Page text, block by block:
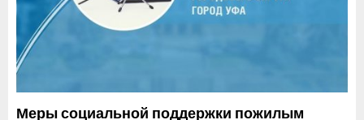
Меры социальной поддержки пожилым